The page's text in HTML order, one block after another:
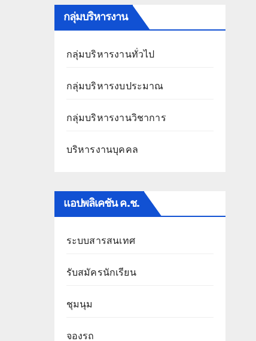
กลุ่มบริหารงาน
กลุ่มบริหารงานทั่วไป
กลุ่มบริหารงบประมาณ
กลุ่มบริหารงานวิชาการ
บริหารงานบุคคล
แอปพลิเคชัน ค.ช.
ระบบสารสนเทศ
รับสมัครนักเรียน
ชุมนุม
จองรถ